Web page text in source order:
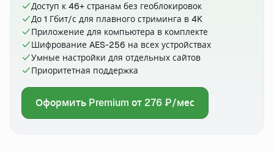
Доступ к 46+ странам без геоблокировок
До 1 Гбит/с для плавного стриминга в 4K
Приложение для компьютера в комплекте
Шифрование AES-256 на всех устройствах
Умные настройки для отдельных сайтов
Приоритетная поддержка
Оформить Premium от 276 ₽/мес